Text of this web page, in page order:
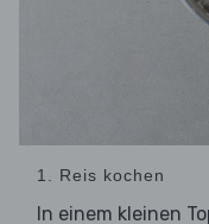
1. Reis kochen
In einem kleinen